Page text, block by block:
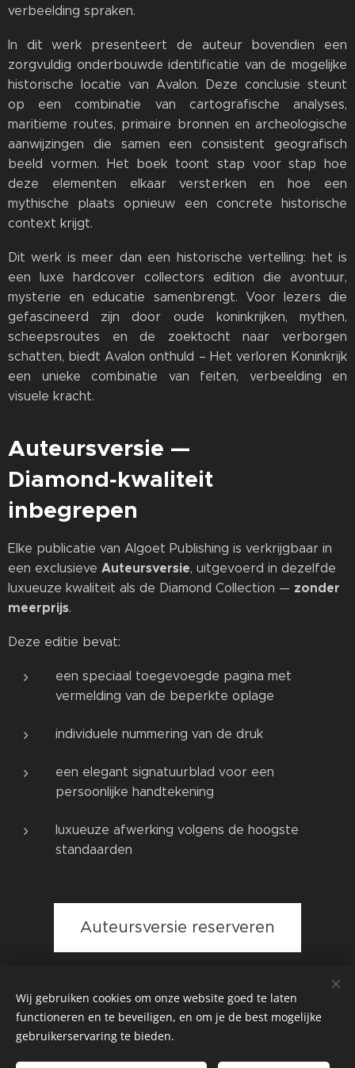
verbeelding spraken.
In dit werk presenteert de auteur bovendien een
zorgvuldig onderbouwde identificatie van de mogelijke
historische locatie van Avalon. Deze conclusie steunt
op een combinatie van cartografische analyses,
maritieme routes, primaire bronnen en archeologische
aanwijzingen die samen een consistent geografisch
beeld vormen. Het boek toont stap voor stap hoe
deze elementen elkaar versterken en hoe een
mythische plaats opnieuw een concrete historische
context krijgt.
Dit werk is meer dan een historische vertelling: het is
een luxe hardcover collectors edition die avontuur,
mysterie en educatie samenbrengt. Voor lezers die
gefascineerd zijn door oude koninkrijken, mythen,
scheepsroutes en de zoektocht naar verborgen
schatten, biedt Avalon onthuld – Het verloren Koninkrijk
een unieke combinatie van feiten, verbeelding en
visuele kracht.
Auteursversie —
Diamond‑kwaliteit
inbegrepen
Elke publicatie van Algoet Publishing is verkrijgbaar in
een exclusieve Auteursversie, uitgevoerd in dezelfde
luxueuze kwaliteit als de Diamond Collection — zonder
meerprijs.
Deze editie bevat:
een speciaal toegevoegde pagina met
vermelding van de beperkte oplage
individuele nummering van de druk
een elegant signatuurblad voor een
persoonlijke handtekening
luxueuze afwerking volgens de hoogste
standaarden
Auteursversie reserveren
Gaëtan Algoet
Wij gebruiken cookies om onze website goed te laten
functioneren en te beveiligen, en om je de best mogelijke
gebruikerservaring te bieden.